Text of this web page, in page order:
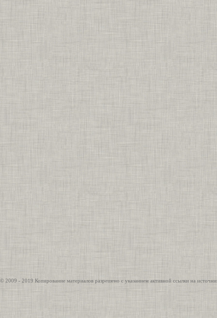
© 2009 - 2019 Копирование материалов разрешено с указанием активной ссылки на